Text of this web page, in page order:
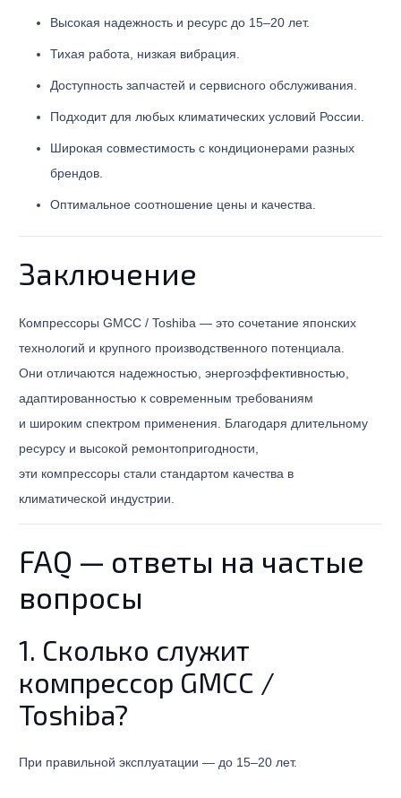
Высокая надежность и ресурс до 15–20 лет.
Тихая работа, низкая вибрация.
Доступность запчастей и сервисного обслуживания.
Подходит для любых климатических условий России.
Широкая совместимость с кондиционерами разных
брендов.
Оптимальное соотношение цены и качества.
Заключение
Компрессоры GMCC / Toshiba — это сочетание японских
технологий и крупного производственного потенциала.
Они отличаются надежностью, энергоэффективностью,
адаптированностью к современным требованиям
и широким спектром применения. Благодаря длительному
ресурсу и высокой ремонтопригодности,
эти компрессоры стали стандартом качества в
климатической индустрии.
FAQ — ответы на частые
вопросы
1. Сколько служит
компрессор GMCC /
Toshiba?
При правильной эксплуатации — до 15–20 лет.